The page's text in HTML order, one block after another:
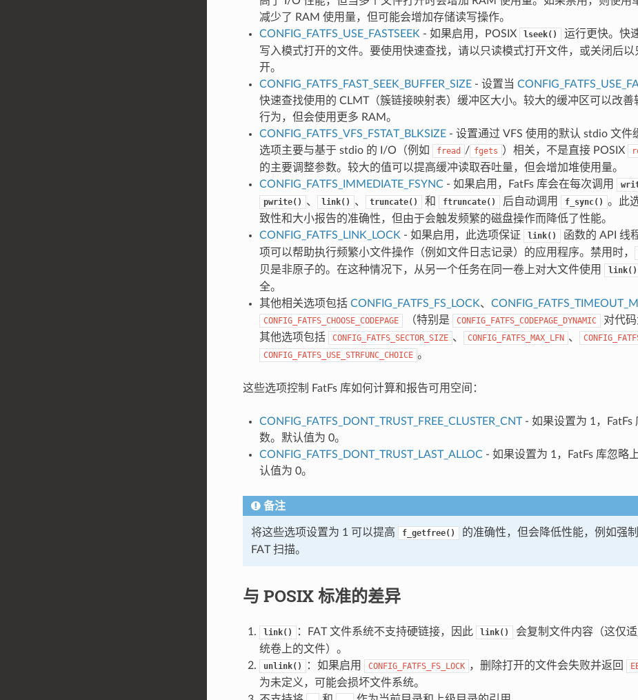
减少了 RAM 使用量，但可能会增加存储读写操作。
CONFIG_FATFS_USE_FASTSEEK - 如果启用，POSIX lseek()
运行更快。快
写入模式打开的文件。要使用快速查找，请以只读模式打开文件，或关闭后以
开。
CONFIG_FATFS_FAST_SEEK_BUFFER_SIZE- 设置当
快速查找使用的 CLMT（簇链接映射表）缓冲区大小。较大的缓冲区可以改善
行为，但会使用更多 RAM。
CONFIG_FATFS_VFS_FSTAT_BLKSIZE- 设置通过 VFS 使用的默认 stdio 文件
选项主要与基于 stdio 的 I/O（例如
fread / fgets ）相关，不是直接 POSIX
的主要调整参数。较大的值可以提高缓冲读取吞吐量，但会增加堆使用量。
CONFIG_FATFS_IMMEDIATE_FSYNC- 如果启用，FatFs 库会在每次调用
pwrite() 、 link() 、 truncate() 和 ftruncate() 后自动调用 f_sync() 。此
致性和大小报告的准确性，但由于会触发频繁的磁盘操作而降低了性能。
CONFIG_FATFS_LINK_LOCK - 如果启用，此选项保证 link()
函数的 API 线
项可以帮助执行频繁小文件操作（例如文件日志记录）的应用程序。禁用时，
贝是非原子的。在这种情况下，从另一个任务在同一卷上对大文件使用
link()
全。
其他相关选项包括 CONFIG_FATFS_FS_LOCK、
CONFIG_FATFS_CHOOSE_CODEPAGE （特别是 CONFIG_FATFS_CODEPAGE_DYNAMIC
对代码
其他选项包括
CONFIG_FATFS_SECTOR_SIZE 、 CONFIG_FATFS_MAX_LFN 、
CONFIG_FATFS_USE_STRFUNC_CHOICE 。
这些选项控制 FatFs 库如何计算和报告可用空间：
CONFIG_FATFS_DONT_TRUST_FREE_CLUSTER_CNT- 如果设置为 1，FatFs
数。默认值为 0。
CONFIG_FATFS_DONT_TRUST_LAST_ALLOC- 如果设置为 1，FatFs 库忽略
认值为 0。
备注
将这些选项设置为 1 可以提高 f_getfree()
的准确性，但会降低性能，例如强
FAT 扫描。
与 POSIX 标准的差异
link() ：FAT 文件系统不支持硬链接，因此 link()
会复制文件内容（这仅
统卷上的文件）。
unlink() ：如果启用 CONFIG_FATFS_FS_LOCK ，删除打开的文件会失败并返回
为未定义，可能会损坏文件系统。